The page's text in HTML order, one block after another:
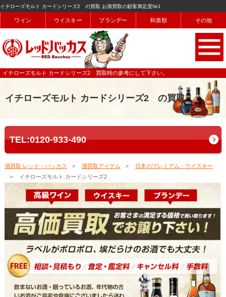
イチローズモルト カードシリーズ2 の買取 お酒買取の顧客満足度№1
ワイン ウイスキー ブランデー 和酒類 その他
イチローズモルト カードシリーズ2 買取時の参考にして下さい。
イチローズモルト カードシリーズ2 の買取
TEL:0120-933-490
酒買取 レッド・バッカス 酒買取アイテム
日本のプレミアム・ウイスキー
イチローズモルト カードシリーズ2